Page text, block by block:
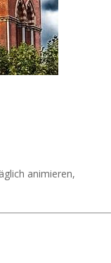
animieren,